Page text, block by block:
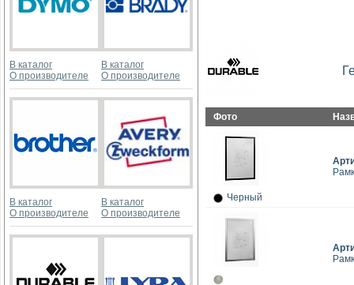
В каталог
О производителе
В каталог
О производителе
В каталог
О производителе
В каталог
О производителе
Фото
Черный